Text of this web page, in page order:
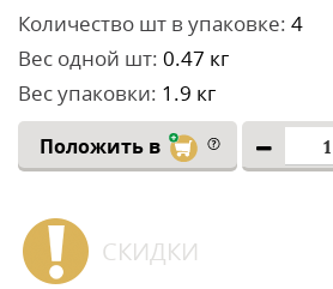
Количество шт в упаковке: 4
Вес одной шт: 0.47 кг
Вес упаковки: 1.9 кг
Положить в
СКИДКИ